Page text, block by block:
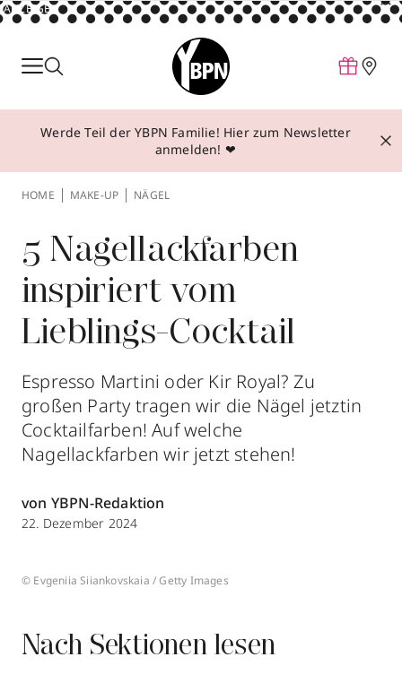
ANZEIGE
Parfum
Make-up
Behandlungen
Über YBPN
Aktionen
Storefinder
Werde Teil der YBPN Familie! Hier zum Newsletter
anmelden! ❤
HOME MAKE-UP NÄGEL
5 Nagellackfarben
inspiriert vom
Lieblings-Cocktail
Espresso Martini oder Kir Royal? Zu
großen Party tragen wir die Nägel jetztin
Cocktailfarben! Auf welche
Nagellackfarben wir jetzt stehen!
von YBPN-Redaktion
22. Dezember 2024
© Evgeniia Siiankovskaia / Getty Images
Nach Sektionen lesen